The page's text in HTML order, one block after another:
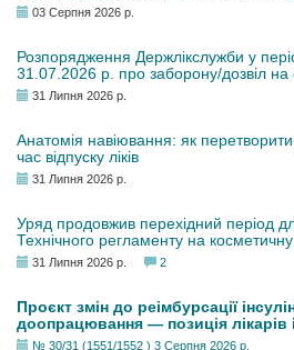
03 Серпня 2026 р.
Розпорядження Держлікслужби у
31.07.2026 р. про заборону/дозвіл на
31 Липня 2026 р.
Анатомія навіювання: як
час відпуску ліків
31 Липня 2026 р.
Уряд продовжив перехідний період
Технічного регламенту на
31 Липня 2026 р. 2
Проєкт змін до реімбурсації
доопрацювання — позиція лікарів і
№ 30/31 (1551/1552 ) 3 Серпня 2026 р.